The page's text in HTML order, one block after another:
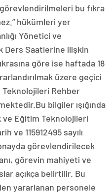
bu fıkra
hükümleri yer
Yönetici ve
Ders Saatlerine ilişkin
göre ise haftada 18
üzere geçici
Teknolojileri Rehber
bilgiler ışığında
ve Eğitim Teknolojileri
ve 115912495 sayılı
görevlendirilecek
görevin mahiyeti ve
açıkça belirtilir. Bu
yararlanan personele